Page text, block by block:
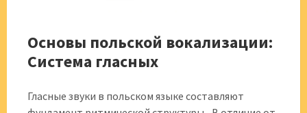
Основы польской вокализации:
Система гласных
Гласные звуки в польском языке составляют